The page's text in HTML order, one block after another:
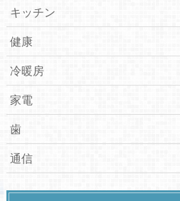
キッチン
健康
冷暖房
家電
歯
通信